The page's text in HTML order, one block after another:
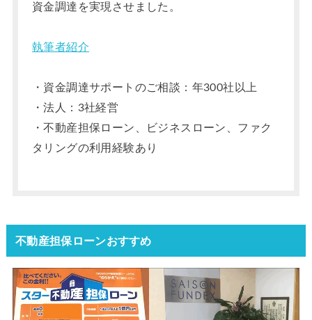
資金調達を実現させました。
執筆者紹介
・資金調達サポートのご相談：年300社以上
・法人：3社経営
・不動産担保ローン、ビジネスローン、ファク
タリングの利用経験あり
不動産担保ローンおすすめ